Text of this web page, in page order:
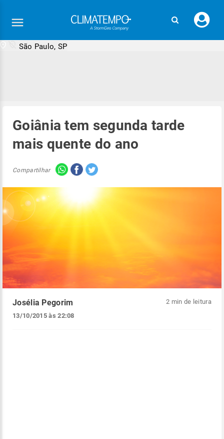
seu
São Paulo, SP
Goiânia tem segunda tarde
mais quente do ano
Compartilhar
Josélia Pegorim
13/10/2015 às 22:08
2 min de leitura